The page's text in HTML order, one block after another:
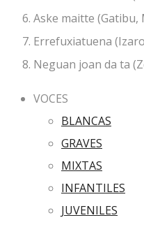
Aske maitte (Gatibu,
Errefuxiatuena
Neguan joan da ta
VOCES
BLANCAS
GRAVES
MIXTAS
INFANTILES
JUVENILES